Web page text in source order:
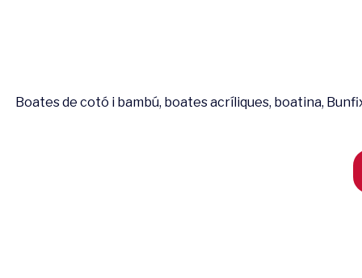
Boates de cotó i bambú, boates acríliques, boatina,